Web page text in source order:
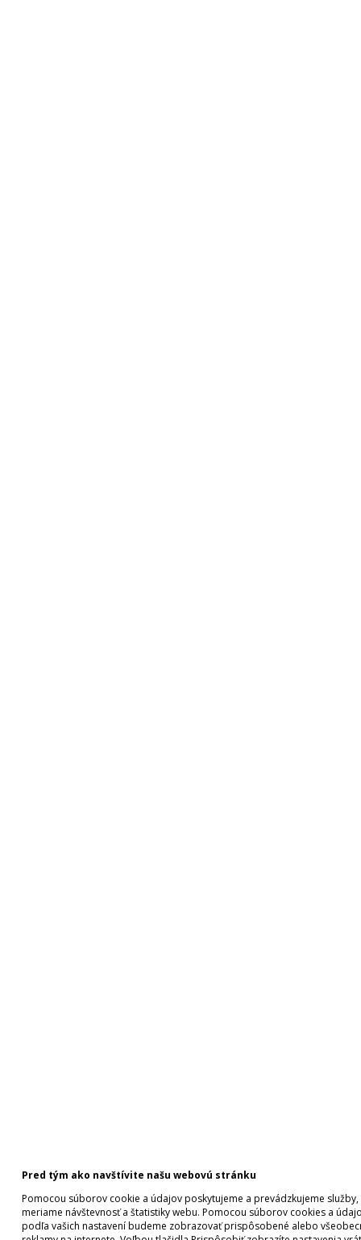
Pred tým ako navštívite našu webovú stránku
Pomocou súborov cookie a údajov poskytujeme a prevádzkujeme služby,
meriame návštevnosť a štatistiky webu. Pomocou súborov cookies a
podľa vašich nastavení budeme zobrazovať prispôsobené alebo